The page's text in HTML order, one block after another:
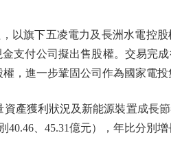
旗下五凌電力及長洲水電控股
支付公司擬出售股權。交易完
，進一步鞏固公司作為國家電投
獲利狀況及新能源裝置成長節
、45.31億元），年比分別增